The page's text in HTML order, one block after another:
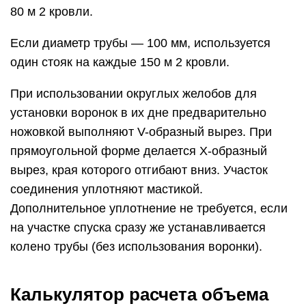
80 м 2 кровли.
Если диаметр трубы — 100 мм, используется
один стояк на каждые 150 м 2 кровли.
При использовании округлых желобов для
установки воронок в их дне предварительно
ножовкой выполняют V-образный вырез. При
прямоугольной форме делается Х-образный
вырез, края которого отгибают вниз. Участок
соединения уплотняют мастикой.
Дополнительное уплотнение не требуется, если
на участке спуска сразу же устанавливается
колено трубы (без использования воронки).
Калькулятор расчета объема